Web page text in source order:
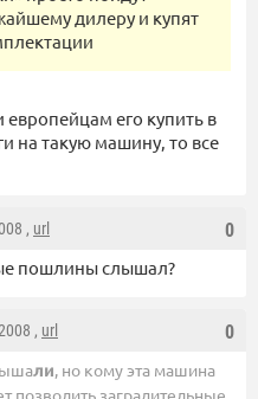
дилеру и купят
его купить в
на такую машину, то все
0
, url
пошлины слышал?
0
, url
ли, но кому эта машина
позволить заградительные